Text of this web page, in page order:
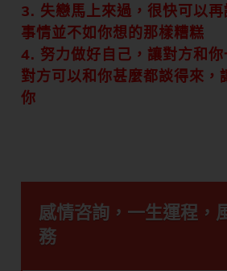
3. 失戀馬上來過，很快可以再
事情並不如你想的那樣糟糕
4. 努力做好自己，讓對方和
對方可以和你甚麼都談得來，
你
感情咨詢，一生運程，
務